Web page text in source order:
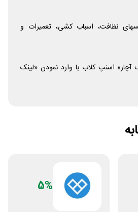
نظافت، اسباب کشی، تعمیرات و
اسنپ کلاب با وارد نمودن «لینک
5%